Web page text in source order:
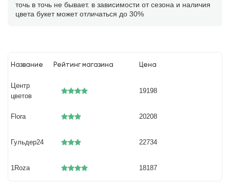
точь в точь не бывает. в зависимости от сезона и наличия
цвета букет может отличаться до 30%
Название Рейтинг магазина Цена
Центр
цветов
19198
Flora 20208
Гульдер24 22734
1Roza 18187